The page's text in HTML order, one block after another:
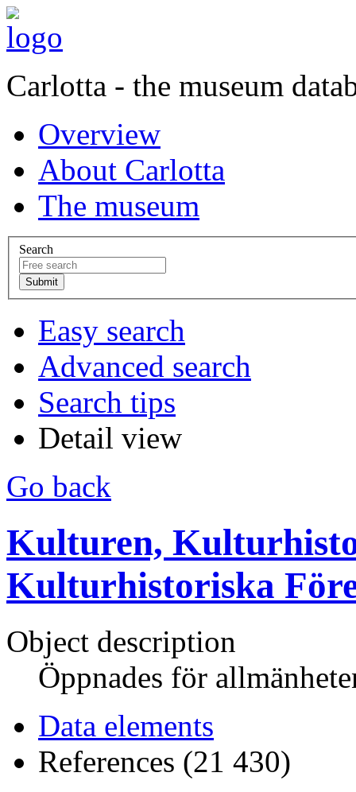
Carlotta - the museum
Overview
About Carlotta
The museum
Search
Easy search
Advanced search
Search tips
Detail view
Go back
Kulturen,
Kulturhistoriska
Object description
Öppnades för
Data elements
References (21 430)